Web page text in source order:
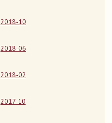
2018-10
2018-06
2018-02
2017-10